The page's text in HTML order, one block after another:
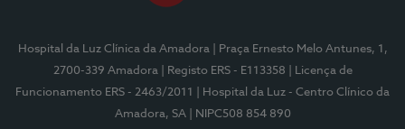
Hospital da Luz Clínica da Amadora
| Praça Ernesto Melo Antunes, 1,
2700-339 Amadora
| Registo ERS - E113358
| Licença de
Funcionamento ERS - 2463/2011
| Hospital da Luz - Centro Clínico da
Amadora, SA
| NIPC508 854 890